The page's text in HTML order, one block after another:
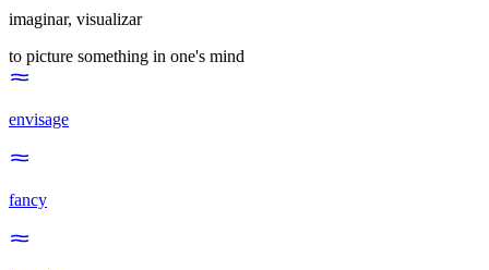
imaginar, visualizar
to picture something in one's mind
envisage
fancy